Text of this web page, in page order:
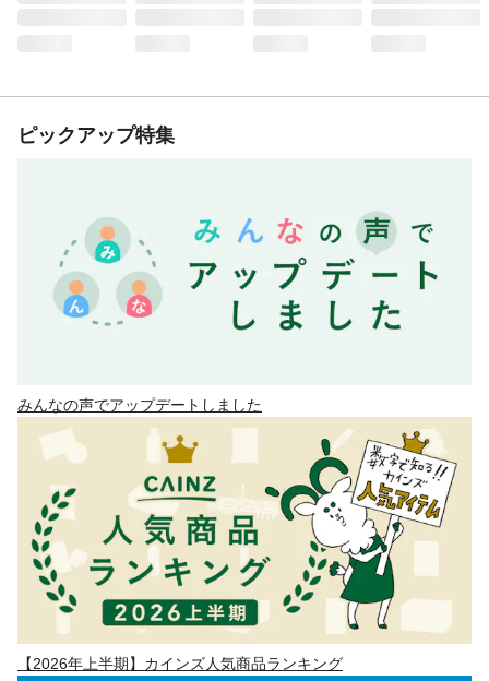
ピックアップ特集
みんなの声でアップデートしました
【2026年上半期】カインズ人気商品ランキング